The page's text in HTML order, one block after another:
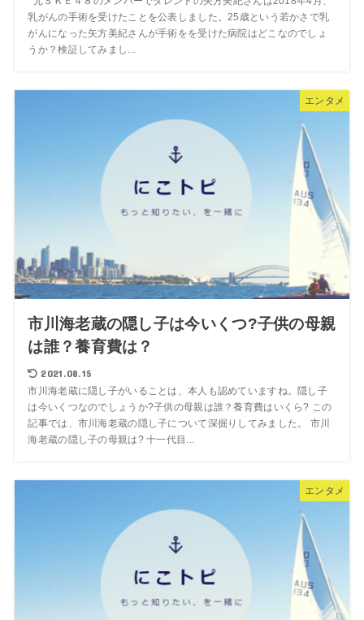
乳がんの手術を受けたことを公表しました。25歳という若かさで乳
がんになった矢方美紀さんが手術をを受けた病院はどこなのでしょ
うか？検証してみまし...
エンタメ
市川海老蔵の隠し子は今いくつ?子供の母親
は誰？養育費は？
2021.08.15
市川海老蔵に隠し子がいることは、本人も認めていますね。隠し子
は今いくつなのでしょうか?子供の母親は誰？養育費はいくら? この
記事では、市川海老蔵の隠し子について深掘りしてみました。 市川
海老蔵の隠し子の母親は? 十一代目...
エンタメ